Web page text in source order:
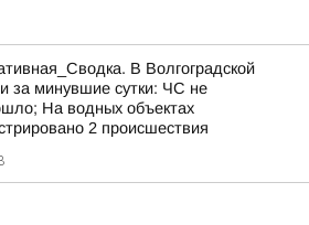
В Волгоградской
за минувшие сутки: ЧС не
На водных объектах
2 происшествия